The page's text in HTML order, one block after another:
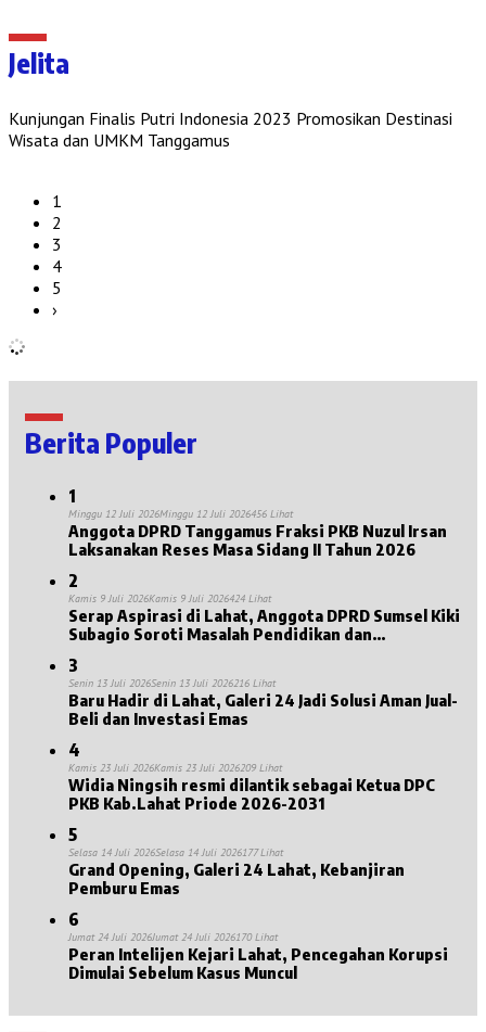
Jelita
Kunjungan Finalis Putri Indonesia 2023 Promosikan Destinasi
Wisata dan UMKM Tanggamus
1
2
3
4
5
›
Berita Populer
1
Minggu 12 Juli 2026Minggu 12 Juli 2026456 Lihat
Anggota DPRD Tanggamus Fraksi PKB Nuzul Irsan
Laksanakan Reses Masa Sidang II Tahun 2026
2
Kamis 9 Juli 2026Kamis 9 Juli 2026424 Lihat
Serap Aspirasi di Lahat, Anggota DPRD Sumsel Kiki
Subagio Soroti Masalah Pendidikan dan
3
Senin 13 Juli 2026Senin 13 Juli 2026216 Lihat
Baru Hadir di Lahat, Galeri 24 Jadi Solusi Aman Jual-
Beli dan Investasi Emas
4
Kamis 23 Juli 2026Kamis 23 Juli 2026209 Lihat
Widia Ningsih resmi dilantik sebagai Ketua DPC
PKB Kab.Lahat Priode 2026-2031
5
Selasa 14 Juli 2026Selasa 14 Juli 2026177 Lihat
Grand Opening, Galeri 24 Lahat, Kebanjiran
Pemburu Emas
6
Jumat 24 Juli 2026Jumat 24 Juli 2026170 Lihat
Peran Intelijen Kejari Lahat, Pencegahan Korupsi
Dimulai Sebelum Kasus Muncul